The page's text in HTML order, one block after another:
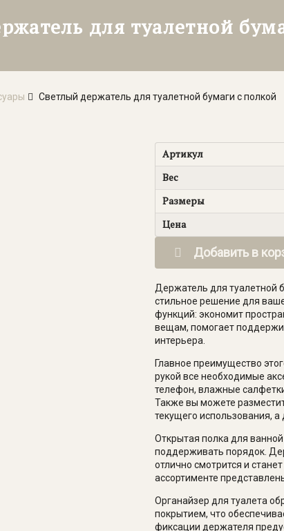
для туалетной
Светлый держатель для туалетной бумаги с полкой
Артикул
Вес
Размеры
Цена
Добавить в
Держатель для туалетной
стильное решение для
функций: экономит
вещам, помогает
интерьера.
Главное преимущество
рукой все необходимые
телефон, влажные
Также вы можете
текущего использования,
Открытая полка для
поддерживать порядок.
отлично смотрится и
ассортименте
Органайзер для туалета
покрытием, что
фиксации держателя